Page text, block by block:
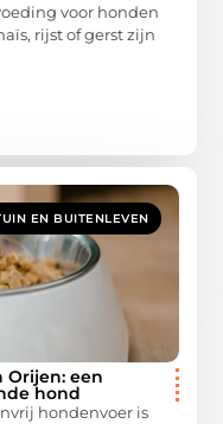
voor honden
rijst of gerst zijn
EN BUITENLEVEN
Orijen: een
hond
hondenvoer is